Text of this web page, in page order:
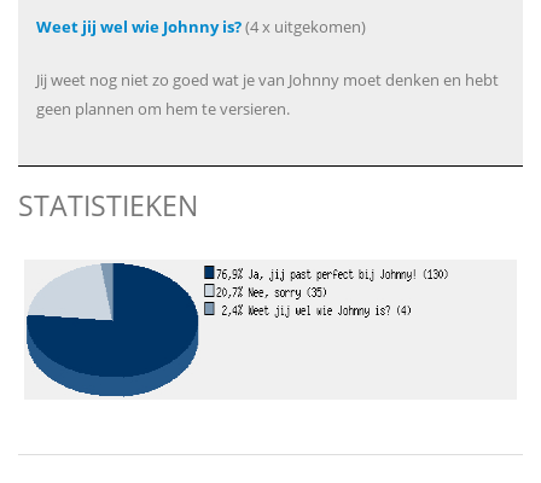
Weet jij wel wie Johnny is?(4 x uitgekomen)
Jij weet nog niet zo goed wat je van Johnny moet denken en hebt
geen plannen om hem te versieren.
STATISTIEKEN